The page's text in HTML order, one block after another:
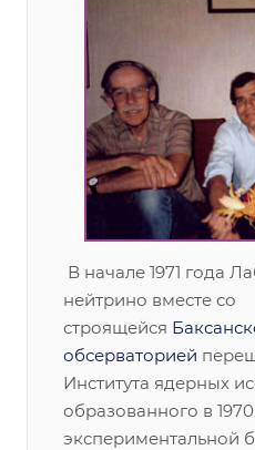
В начале 1971 года
нейтрино вместе со
строящейся
обсерваторией
Института ядерных
образованного в
экспериментальной